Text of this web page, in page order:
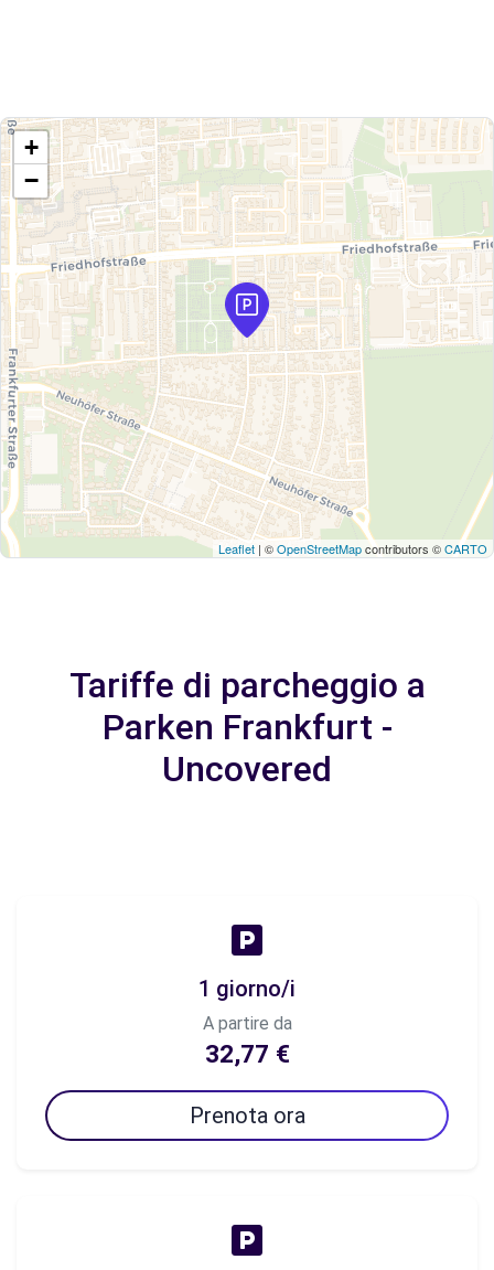
+
−
Leaflet | ©OpenStreetMapcontributors ©CARTO
Tariffe di parcheggio a
Parken Frankfurt -
Uncovered
1 giorno/i
A partire da
32,77 €
Prenota ora